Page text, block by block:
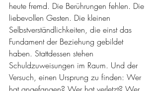
heute fremd. Die Berührungen fehlen. Die
liebevollen Gesten. Die kleinen
Selbstverständlichkeiten, die einst das
Fundament der Beziehung gebildet
haben. Stattdessen stehen
Schuldzuweisungen im Raum. Und der
Versuch, einen Ursprung zu finden: Wer